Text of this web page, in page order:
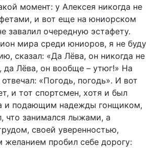
момент: у Алексея никогда не
и вот еще на юниорском
завалил очередную эстафету.
мира среди юниоров, я не буду
сказал: «Да Лёва, он никогда не
да Лёва, он вообще – утюг!» На
«Погодь, погодь». И вот
и тот спортсмен, хотя и был
и подающим надежды гонщиком,
что занимался лыжами, а
своей уверенностью,
пробил себе дорогу: